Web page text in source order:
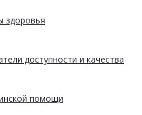
здоровья
доступности и качества
помощи